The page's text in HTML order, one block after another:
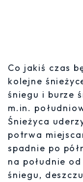
Co jakiś czas
kolejne
śniegu i burze
m.in.
Śnieżyca
potrwa
spadnie po
na południe
śniegu,